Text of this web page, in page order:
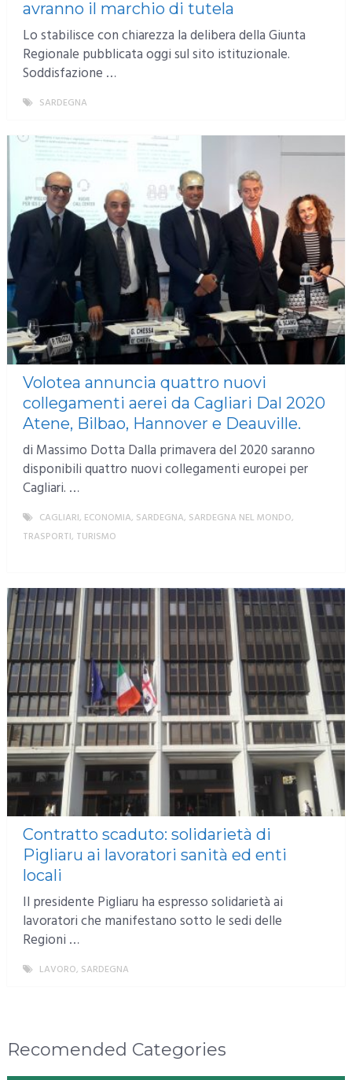
avranno il marchio di tutela
Lo stabilisce con chiarezza la delibera della Giunta
Regionale pubblicata oggi sul sito istituzionale.
Soddisfazione …
SARDEGNA
Volotea annuncia quattro nuovi
collegamenti aerei da Cagliari Dal 2020
Atene, Bilbao, Hannover e Deauville.
di Massimo Dotta Dalla primavera del 2020 saranno
disponibili quattro nuovi collegamenti europei per
Cagliari. …
CAGLIARI, ECONOMIA, SARDEGNA, SARDEGNA NEL MONDO,
TRASPORTI, TURISMO
Contratto scaduto: solidarietà di
Pigliaru ai lavoratori sanità ed enti
locali
Il presidente Pigliaru ha espresso solidarietà ai
lavoratori che manifestano sotto le sedi delle
Regioni …
LAVORO, SARDEGNA
Recomended Categories